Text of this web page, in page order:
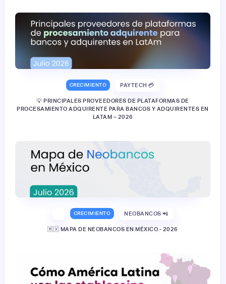
CRECIMIENTO PAYTECH 💳
💡 PRINCIPALES PROVEEDORES DE PLATAFORMAS DE
PROCESAMIENTO ADQUIRENTE PARA BANCOS Y ADQUIRENTES EN
LATAM – 2026
CRECIMIENTO NEOBANCOS 📲
🇲🇽 MAPA DE NEOBANCOS EN MÉXICO - 2026